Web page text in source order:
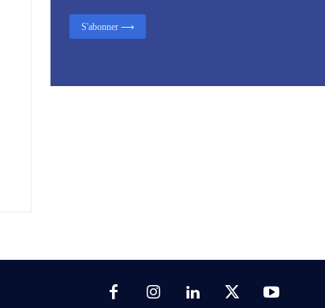
S'abonner ⟶